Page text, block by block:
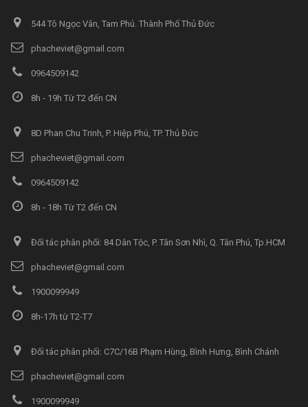
544 Tô Ngọc Vân, Tam Phú. Thành Phố Thủ Đức
phacheviet@gmail.com
0964509142
8h - 19h Từ T2 đến CN
8D Phan Chu Trinh, P. Hiệp Phú, TP. Thủ Đức
phacheviet@gmail.com
0964509142
8h - 18h Từ T2 đến CN
Đối tác phân phối: 84 Dân Tộc, P. Tân Sơn Nhì, Q. Tân Phú, Tp.HCM
phacheviet@gmail.com
1900099949
8h-17h từ T2-T7
Đối tác phân phối: C7C/16B Phạm Hùng, Bình Hưng, Bình Chánh
phacheviet@gmail.com
1900099949